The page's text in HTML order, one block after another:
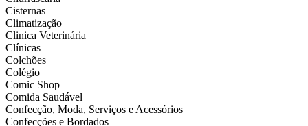
Cisternas
Climatização
Clinica Veterinária
Clínicas
Colchões
Colégio
Comic Shop
Comida Saudável
Confecção, Moda, Serviços e Acessórios
Confecções e Bordados